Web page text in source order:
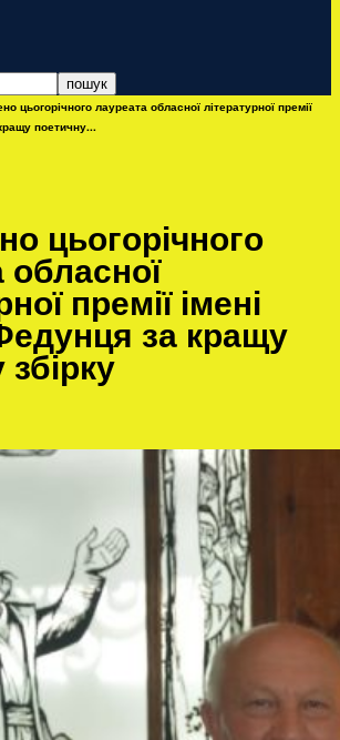
цьогорічного лауреата обласної літературної премії
поетичну...
цьогорічного
премії імені
за кращу